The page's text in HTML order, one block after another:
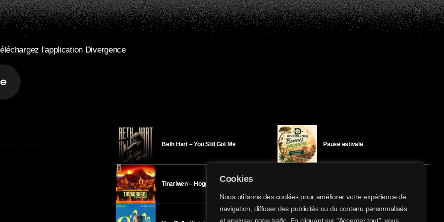
Cookies
Nous utilisons des cookies pour améliorer votre expérience de
navigation, diffuser des publicités ou du contenu personnalisés
share
email
l'application Divergence
Beth Hart – You Still Got Me
Tinariwen – Hoggar
Pause estivale